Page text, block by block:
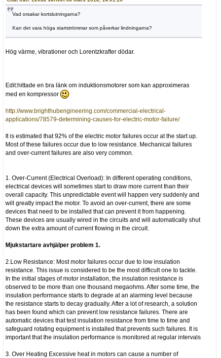
Vad orsakar kortslutningarna?
Kan det vara höga startströmmar som påverkar lindningarna?
Hög värme, vibrationer och Lorentzkrafter dödar.
Edit:hittade en bra länk om induktionsmotorer som kan approximeras
med en kompressor
http://www.brighthubengineering.com/commercial-electrical-
applications/78579-determining-causes-for-electric-motor-failure/
It is estimated that 92% of the electric motor failures occur at the start up.
Most of these failures occur due to low resistance. Mechanical failures
and over-current failures are also very common.
1. Over-Current (Electrical Overload): In different operating conditions,
electrical devices will sometimes start to draw more current than their
overall capacity. This unpredictable event will happen very suddenly and
will greatly impact the motor. To avoid an over-current, there are some
devices that need to be installed that can prevent it from happening.
These devices are usually wired in the circuits and will automatically shut
down the extra amount of current flowing in the circuit.
Mjukstartare avhjälper problem 1.
2.Low Resistance: Most motor failures occur due to low insulation
resistance. This issue is considered to be the most difficult one to tackle.
In the initial stages of motor installation, the insulation resistance is
observed to be more than one thousand megaohms. After some time, the
insulation performance starts to degrade at an alarming level because
the resistance starts to decay gradually. After a lot of research, a solution
has been found which can prevent low resistance failures. There are
automatic devices that test insulation resistance from time to time and
safeguard rotating equipment is installed that prevents such failures. It is
important that the insulation performance is monitored at regular intervals
3. Over Heating Excessive heat in motors can cause a number of